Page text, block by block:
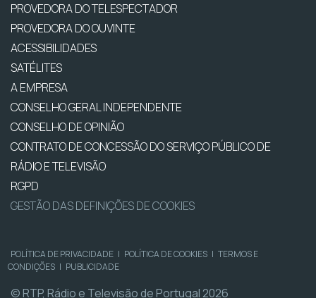
PROVEDORA DO TELESPECTADOR
PROVEDORA DO OUVINTE
ACESSIBILIDADES
SATÉLITES
A EMPRESA
CONSELHO GERAL INDEPENDENTE
CONSELHO DE OPINIÃO
CONTRATO DE CONCESSÃO DO SERVIÇO PÚBLICO DE
RÁDIO E TELEVISÃO
RGPD
GESTÃO DAS DEFINIÇÕES DE COOKIES
POLÍTICA DE PRIVACIDADE | POLÍTICA DE COOKIES | TERMOS E
CONDIÇÕES | PUBLICIDADE
© RTP, Rádio e Televisão de Portugal 2026